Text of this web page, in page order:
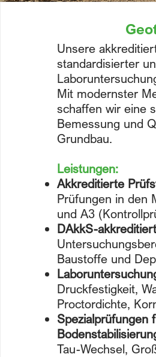
Unsere
standardisierter
Mit modernster
schaffen wir eine
Bemessung und
Grundbau.
Leistungen:
Akkreditierte
Prüfungen in den
und A3
DAkkS-
Baustoffe und
Druckfestigkeit,
Proctordichte,
Spezialprüfungen
Tau-Wechsel,